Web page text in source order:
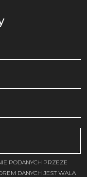
PODANYCH PRZEZE
DANYCH JEST WALA